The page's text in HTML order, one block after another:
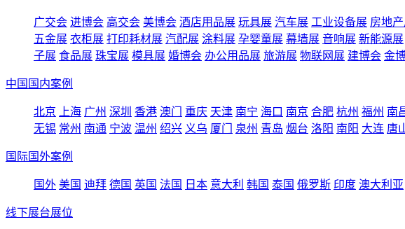
广交会 进博会 高交会 美博会 酒店用品展 玩具展 汽车展 工业设备展 房地
五金展 衣柜展 打印耗材展 汽配展 涂料展 孕婴童展 幕墙展 音响展 新能源展
子展 食品展 珠宝展 模具展 婚博会 办公用品展 旅游展 物联网展 建博会 金
中国国内案例
北京 上海 广州 深圳 香港 澳门 重庆 天津 南宁 海口 南京 合肥 杭州 福州 南
无锡 常州 南通 宁波 温州 绍兴 义乌 厦门 泉州 青岛 烟台 洛阳 南阳 大连 唐
国际国外案例
国外 美国 迪拜 德国 英国 法国 日本 意大利 韩国 泰国 俄罗斯 印度 澳大利亚
线下展台展位